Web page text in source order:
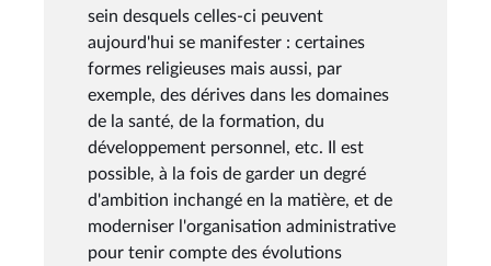
sein desquels celles-ci peuvent
aujourd'hui se manifester : certaines
formes religieuses mais aussi, par
exemple, des dérives dans les domaines
de la santé, de la formation, du
développement personnel, etc. Il est
possible, à la fois de garder un degré
d'ambition inchangé en la matière, et de
moderniser l'organisation administrative
pour tenir compte des évolutions